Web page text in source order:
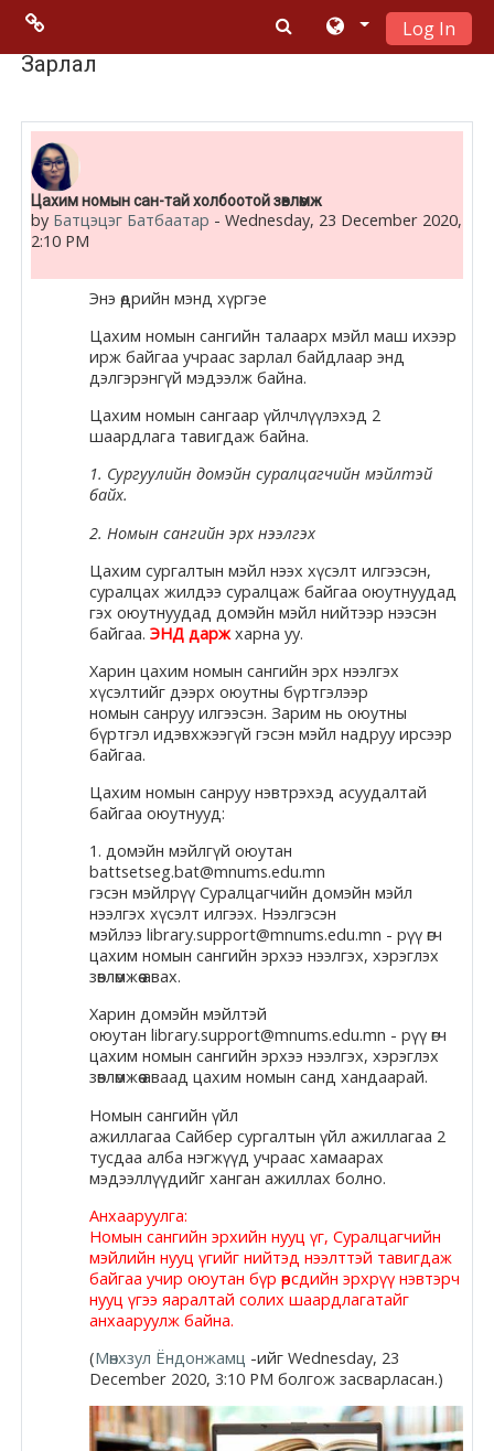
Menu 2
Moodle
community
Moodle
free support
Moodle
development
Moodle
Docs
Moodle.com
жишээ 2
Moodle
community
Moodle
free support
Moodle
development
Moodle
Docs
Moodle.com
Log In
Зарлал
Цахим номын сан-тай холбоотой зөвлөмж
by Батцэцэг Батбаатар -Wednesday, 23 December 2020,
2:10 PM
Энэ өдрийн мэнд хүргэе
Цахим номын сангийн талаарх мэйл маш ихээр
ирж байгаа учраас зарлал байдлаар энд
дэлгэрэнгүй мэдээлж байна.
Цахим номын сангаар үйлчлүүлэхэд 2
шаардлага тавигдаж байна.
1. Сургуулийн домэйн суралцагчийн мэйлтэй
байх.
2. Номын сангийн эрх нээлгэх
Цахим сургалтын мэйл нээх хүсэлт илгээсэн,
суралцах жилдээ суралцаж байгаа оюутнуудад
гэх оюутнуудад домэйн мэйл нийтээр нээсэн
байгаа. ЭНД даржхарна уу.
Харин цахим номын сангийн эрх нээлгэх
хүсэлтийг дээрх оюутны бүртгэлээр
номын санрууилгээсэн. Зарим нь оюутны
бүртгэл идэвхжээгүй гэсэн мэйл надрууирсээр
байгаа.
Цахим номын санруунэвтрэхэд асуудалтай
байгаа оюутнууд:
1. домэйн мэйлгүй оюутан
battsetseg.bat@mnums.edu.mn
гэсэн мэйлрүүСуралцагчийн домэйн мэйл
нээлгэх хүсэлт илгээх. Нээлгэсэн
мэйлээ library.support@mnums.edu.mn - рүүөгч
цахим номын сангийн эрхээ нээлгэх, хэрэглэх
зөвлөмжөө авах.
Харин домэйн мэйлтэй
оюутан library.support@mnums.edu.mn - рүүөгч
цахим номын сангийн эрхээ нээлгэх, хэрэглэх
зөвлөмжөө аваад цахим номын санд хандаарай.
Номын сангийн үйл
ажиллагаа Сайбер сургалтын үйл ажиллагаа 2
тусдаа алба нэгжүүд учраас хамаарах
мэдээллүүдийг ханган ажиллах болно.
Анхааруулга:
Номын сангийн эрхийн нууц үг, Суралцагчийн
мэйлийн нууц үгийг нийтэд нээлттэй тавигдаж
байгаа учир оюутан бүр өөрсдийн эрхрүү нэвтэрч
нууц үгээ яаралтай солих шаардлагатайг
анхааруулж байна.
(Мөнхзул Ёндонжамц -ийг Wednesday, 23
December 2020, 3:10 PM болгож засварласан.)